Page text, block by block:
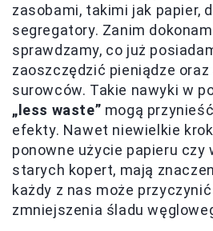
zasobami, takimi jak papier,
segregatory. Zanim
sprawdzamy, co już
zaoszczędzić pieniądze
surowców. Takie nawyki w
„less waste” mogą
efekty. Nawet niewielkie
ponowne użycie papieru czy
starych kopert, mają
każdy z nas może
zmniejszenia śladu